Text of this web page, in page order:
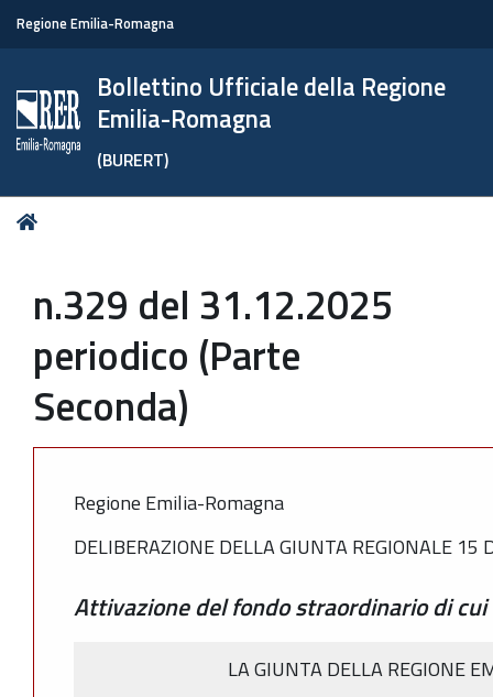
Regione Emilia-Romagna
Bollettino Ufficiale della Regione
Emilia-Romagna
(BURERT)
Tu
n.329 del 31.12.2025
periodico (Parte
Seconda)
Regione Emilia-Romagna
DELIBERAZIONE DELLA GIUNTA REGIONALE
Attivazione del fondo straordinario di
LA GIUNTA DELLA REGIONE